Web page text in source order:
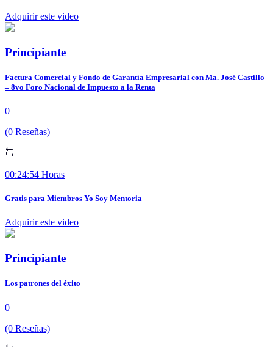
Adquirir este video
Principiante
Factura Comercial y Fondo de Garantía Empresarial con Ma. José Castillo
– 8vo Foro Nacional de Impuesto a la Renta
0
(0 Reseñas)
00:24:54 Horas
Gratis para Miembros Yo Soy Mentoria
Adquirir este video
Principiante
Los patrones del éxito
0
(0 Reseñas)